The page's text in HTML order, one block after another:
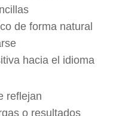
de forma natural
hacia el idioma
reflejan
o resultados